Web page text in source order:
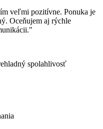
veľmi pozitívne. Ponuka je
Oceňujem aj rýchle
spolahlivosť